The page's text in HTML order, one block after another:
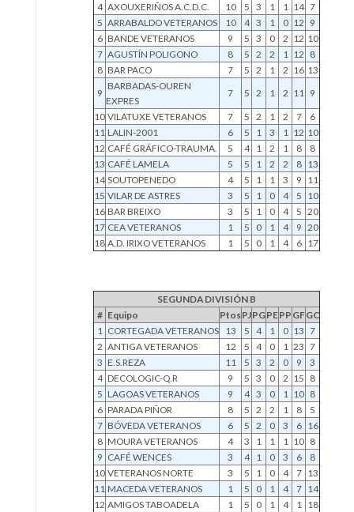
4 AXOUXERIÑOS A.C.D.C. 10 5 3 1 1 14 7
5 ARRABALDO VETERANOS 10 4 3 1 0 12 9
6 BANDE VETERANOS 9 5 3 0 2 12 10
7 AGUSTÍN POLIGONO 8 5 2 2 1 12 8
8 BAR PACO 7 5 2 1 2 16 13
9
BARBADAS-OUREN
EXPRES
7 5 2 1 2 11 9
10 VILATUXE VETERANOS 7 5 2 1 2 7
6
11 LALIN-2001 6 5 1 3 1 12 10
12 CAFÉ GRÁFICO-TRAUMA. 5 4 1 2 1 8
8
13 CAFÉ LAMELA 5 5 1 2 2 8 13
14 SOUTOPENEDO 4 5 1 1 3 9 11
15 VILAR DE ASTRES 3 5 1 0 4 5 10
16 BAR BREIXO 3 5 1 0 4 5 20
17 CEA VETERANOS 1 5 0 1 4 9 20
18 A.D. IRIXO VETERANOS 1 5 0 1 4 6 17
SEGUNDA DIVISIÓN B
# Equipo PtosPJPGPEPP GFGC
1 CORTEGADA VETERANOS 13 5 4 1 0 13 7
2 ANTIGA VETERANOS 12 5 4 0 1 23 7
3 E.S.REZA 11 5 3 2 0 9
3
4 DECOLOGIC-Q.R 9 5 3 0 2 15 8
5 LAGOAS VETERANOS 9 4 3 0 1 10 8
6 PARADA PIÑOR 8 5 2 2 1 8
5
7 BÓVEDA VETERANOS 6 5 2 0 3 6 16
8 MOURA VETERANOS 4 3 1 1 1 10 8
9 CAFÉ WENCES 3 4 1 0 3 6
8
10 VETERANOS NORTE 3 5 1 0 4 7 13
11 MACEDA VETERANOS 1 5 0 1 4 7 14
12 AMIGOS TABOADELA 1 5 0 1 4 1 18